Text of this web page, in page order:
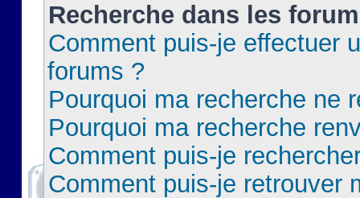
Recherche dans les
Comment puis-je effectuer
forums ?
Pourquoi ma recherche ne
Pourquoi ma recherche
Comment puis-je
Comment puis-je retrouver